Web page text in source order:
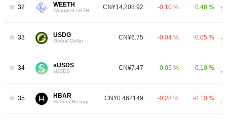
32 WEETH
Wrapped eETH CN¥14,208.92 -0.10 % 0.48 %
33 USDG
Global Dollar CN¥6.75 -0.04 % -0.05 %
34 sUSDS
sUSDS CN¥7.47 0.05 % 0.10 %
35 HBAR CN¥0.462149 -0.28 % -0.10 %